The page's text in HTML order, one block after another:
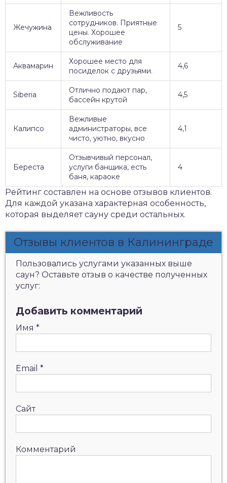
Жечужина
Вежливость
сотрудников. Приятные
цены. Хорошее
обслуживание
5
Аквамарин
Хорошее место для
посиделок с друзьями.
4,6
Siberia
Отлично подают пар,
бассейн крутой
4,5
Калипсо
Вежливые
администраторы, все
чисто, уютно, вкусно
4,1
Береста
Отзывчивый персонал,
услуги банщика, есть
баня, караоке
4
Рейтинг составлен на основе отзывов клиентов.
Для каждой указана характерная особенность,
которая выделяет сауну среди остальных.
Отзывы клиентов в Калининграде
Пользовались услугами указанных выше
саун? Оставьте отзыв о качестве полученных
услуг:
Добавить комментарий
Имя *
Email *
Сайт
Комментарий